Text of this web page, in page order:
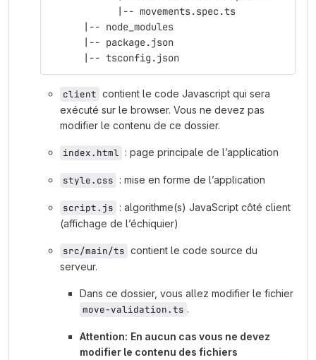
            |-- movements.spec.ts
      |-- node_modules
      |-- package.json
      |-- tsconfig.json
client contient le code Javascript qui sera
exécuté sur le browser. Vous ne devez pas
modifier le contenu de ce dossier.
index.html : page principale de l’application
style.css : mise en forme de l’application
script.js : algorithme(s) JavaScript côté client
(affichage de l’échiquier)
src/main/ts contient le code source du
serveur.
Dans ce dossier, vous allez modifier le fichier
move-validation.ts .
Attention: En aucun cas vous ne devez
modifier le contenu des fichiers